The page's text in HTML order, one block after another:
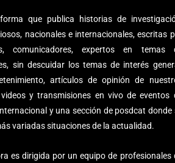
que publica historias de
nacionales e internacionales, escritas
comunicadores, expertos en temas
sin descuidar los temas de interés
artículos de opinión de
y transmisiones en vivo de eventos
y una sección de posdcat donde
variadas situaciones de la actualidad.
es dirigida por un equipo de profesionales